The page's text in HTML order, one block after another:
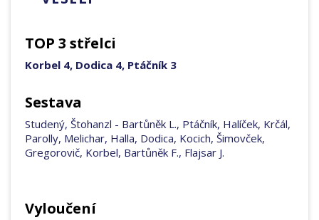
TOP 3 střelci
Korbel 4, Dodica 4, Ptáčník 3
Sestava
Studený, Štohanzl - Bartůněk L., Ptáčník, Halíček, Krčál,
Parolly, Melichar, Halla, Dodica, Kocich, Šimovček,
Gregorovič, Korbel, Bartůněk F., Flajsar J.
Vyloučení